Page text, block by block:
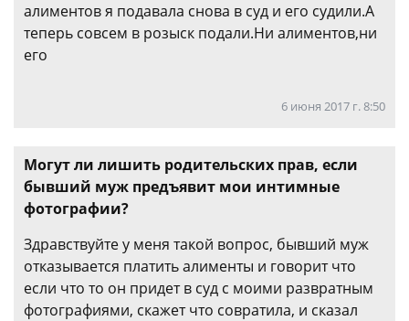
алиментов я подавала снова в суд и его судили.А
теперь совсем в розыск подали.Ни алиментов,ни
его
6 июня 2017 г. 8:50
Могут ли лишить родительских прав, если
бывший муж предъявит мои интимные
фотографии?
Здравствуйте у меня такой вопрос, бывший муж
отказывается платить алименты и говорит что
если что то он придет в суд с моими развратным
фотографиями, скажет что совратила, и сказал